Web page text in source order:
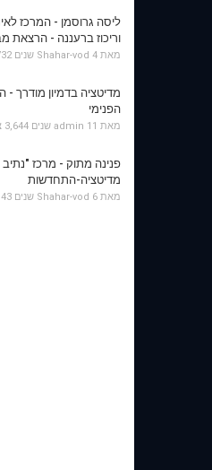
ליסה גרוסמן - המרכז
וריכוז ברעננה - הרצאת
מאת Shahar-vod 4 שנים
מדיטציה בדמיון מודרך -
הפנימי
מאת admin 11 שנים 3,644 צפיות
פנינה מתוק - מרכז
מדיטציה-התחדשות
מאת Shahar-vod 6 שנים